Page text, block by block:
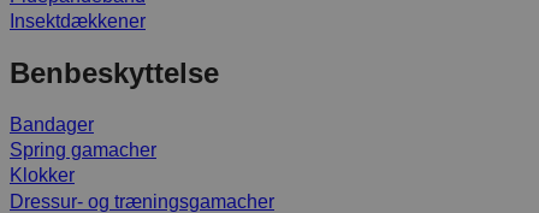
Insektdækkener
Benbeskyttelse
Bandager
Spring gamacher
Klokker
Dressur- og træningsgamacher